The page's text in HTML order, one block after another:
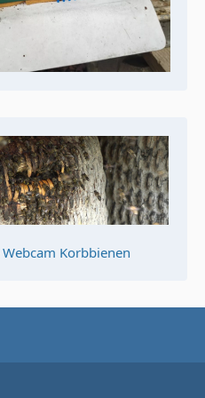
Korbbienen